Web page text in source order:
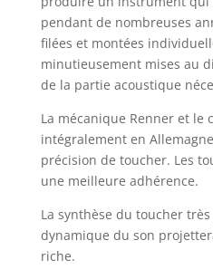
pendant de nombreuses
filées et montées
minutieusement mises au
de la partie acoustique
La mécanique Renner et le
intégralement en
précision de toucher. Les
une meilleure adhérence.
La synthèse du toucher
dynamique du son
riche.